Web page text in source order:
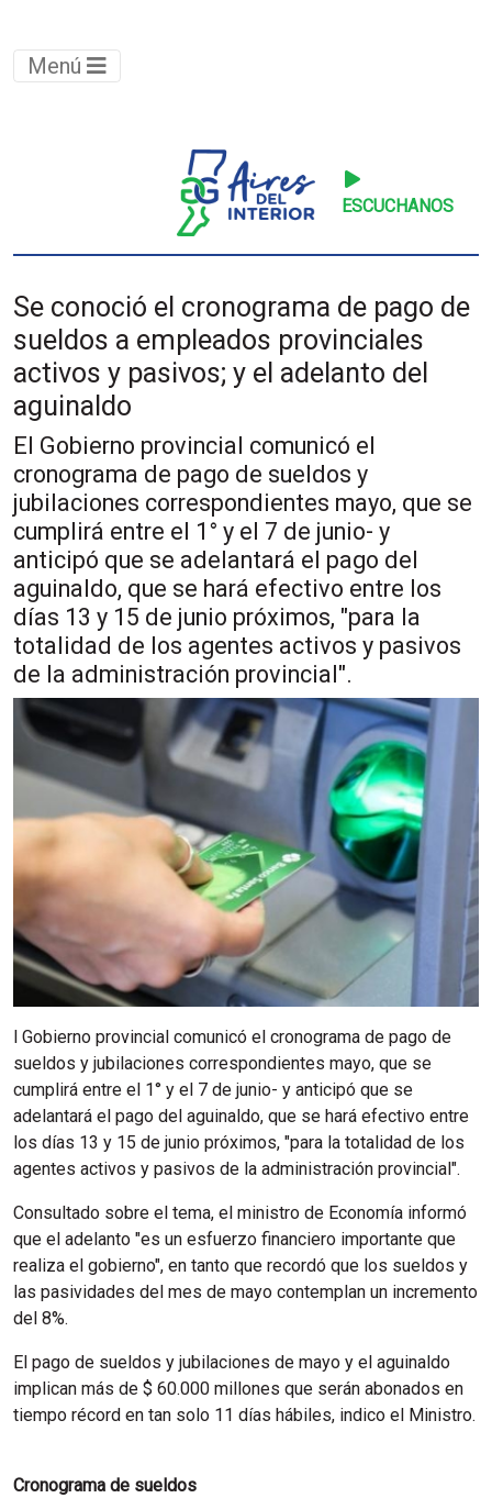
Menú
ESCUCHANOS
Se conoció el cronograma de pago de
sueldos a empleados provinciales
activos y pasivos; y el adelanto del
aguinaldo
El Gobierno provincial comunicó el
cronograma de pago de sueldos y
jubilaciones correspondientes mayo, que se
cumplirá entre el 1° y el 7 de junio- y
anticipó que se adelantará el pago del
aguinaldo, que se hará efectivo entre los
días 13 y 15 de junio próximos, "para la
totalidad de los agentes activos y pasivos
de la administración provincial".
l Gobierno provincial comunicó el cronograma de pago de
sueldos y jubilaciones correspondientes mayo, que se
cumplirá entre el 1° y el 7 de junio- y anticipó que se
adelantará el pago del aguinaldo, que se hará efectivo entre
los días 13 y 15 de junio próximos, "para la totalidad de los
agentes activos y pasivos de la administración provincial".
Consultado sobre el tema, el ministro de Economía informó
que el adelanto "es un esfuerzo financiero importante que
realiza el gobierno", en tanto que recordó que los sueldos y
las pasividades del mes de mayo contemplan un incremento
del 8%.
El pago de sueldos y jubilaciones de mayo y el aguinaldo
implican más de $ 60.000 millones que serán abonados en
tiempo récord en tan solo 11 días hábiles, indico el Ministro.
Cronograma de sueldos